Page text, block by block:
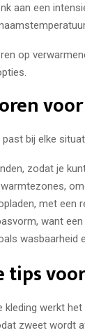
aan een
op
bij elke
zodat je
met een
want
wasbaarheid
tips
kleding werkt
zweet wordt